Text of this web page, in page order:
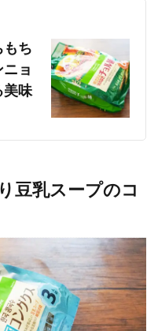
もち
ョ
美味
豆乳スープのコ